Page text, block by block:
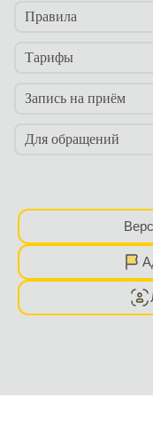
Правила
Тарифы
Запись на приём
Для обращений